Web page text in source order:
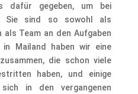
dafür gegeben, um bei
Sie sind so sowohl als
Team an den Aufgaben
in Mailand haben wir eine
die schon viele
haben, und einige
in den vergangenen